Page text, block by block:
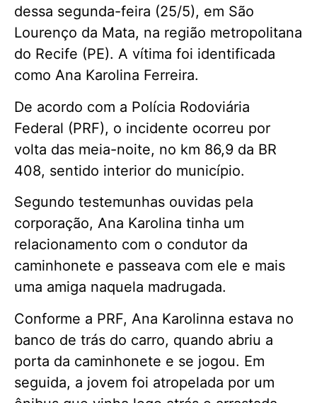
dessa segunda-feira (25/5), em São
Lourenço da Mata, na região metropolitana
do Recife (PE). A vítima foi identificada
como Ana Karolina Ferreira.
De acordo com a Polícia Rodoviária
Federal (PRF), o incidente ocorreu por
volta das meia-noite, no km 86,9 da BR
408, sentido interior do município.
Segundo testemunhas ouvidas pela
corporação, Ana Karolina tinha um
relacionamento com o condutor da
caminhonete e passeava com ele e mais
uma amiga naquela madrugada.
Conforme a PRF, Ana Karolinna estava no
banco de trás do carro, quando abriu a
porta da caminhonete e se jogou. Em
seguida, a jovem foi atropelada por um